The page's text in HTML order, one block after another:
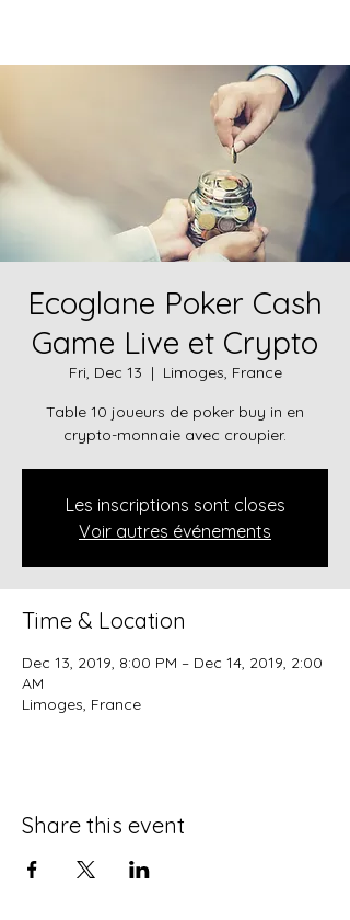
Ecoglane Poker Cash
Game Live et Crypto
Fri, Dec 13
  |
Limoges, France
Table 10 joueurs de poker buy in en
crypto-monnaie avec croupier.
Les inscriptions sont closes
Voir autres événements
Time & Location
Dec 13, 2019, 8:00 PM – Dec 14, 2019, 2:00
AM
Limoges, France
Share this event